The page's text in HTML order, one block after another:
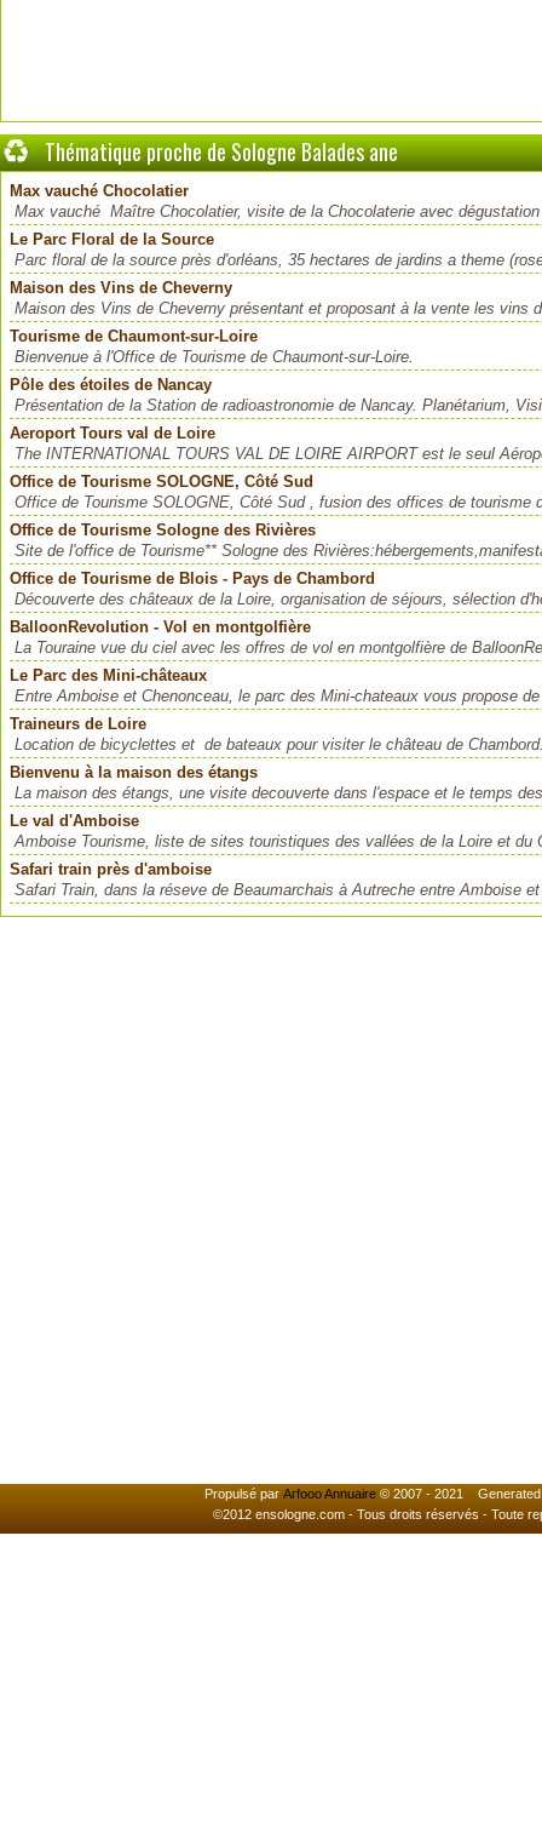
Thématique proche de Sologne Balades ane
Max vauché Chocolatier
Max vauché Maître Chocolatier, visite de la Chocolaterie avec
Le Parc Floral de la Source
Parc floral de la source près d'orléans, 35 hectares de jardins a theme
Maison des Vins de Cheverny
Maison des Vins de Cheverny présentant et proposant à la vente les vins
Tourisme de Chaumont-sur-Loire
Bienvenue à l'Office de Tourisme de Chaumont-sur-Loire.
Pôle des étoiles de Nancay
Présentation de la Station de radioastronomie de Nancay. Planétarium,
Aeroport Tours val de Loire
The INTERNATIONAL TOURS VAL DE LOIRE AIRPORT est le seul
Office de Tourisme SOLOGNE, Côté Sud
Office de Tourisme SOLOGNE, Côté Sud , fusion des offices de tourisme
Office de Tourisme Sologne des Rivières
Site de l'office de Tourisme** Sologne des
Office de Tourisme de Blois - Pays de Chambord
Découverte des châteaux de la Loire, organisation de séjours, sélection
BalloonRevolution - Vol en montgolfière
La Touraine vue du ciel avec les offres de vol en montgolfière de
Le Parc des Mini-châteaux
Entre Amboise et Chenonceau, le parc des Mini-chateaux vous propose
Traineurs de Loire
Location de bicyclettes et de bateaux pour visiter le château de
Bienvenu à la maison des étangs
La maison des étangs, une visite decouverte dans l'espace et le temps
Le val d'Amboise
Amboise Tourisme, liste de sites touristiques des vallées de la Loire et du
Safari train près d'amboise
Safari Train, dans la réseve de Beaumarchais à Autreche entre Amboise
Propulsé par Arfooo Annuaire© 2007 - 2021
©2012 ensologne.com - Tous droits réservés - Toute